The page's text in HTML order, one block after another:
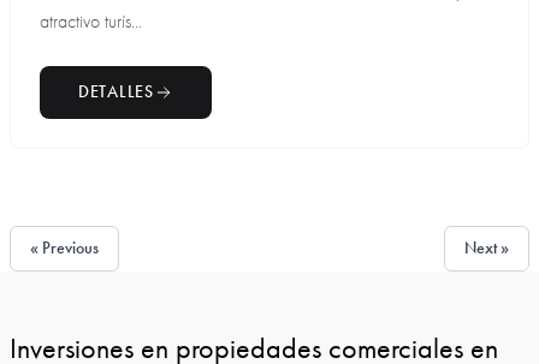
atractivo turís...
DETALLES
« Previous Next »
Inversiones en propiedades comerciales en